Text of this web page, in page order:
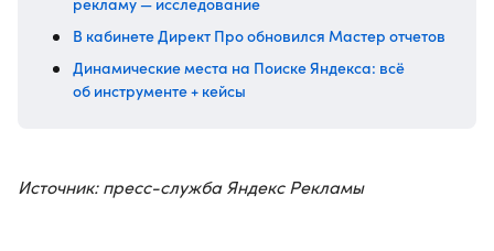
В кабинете Директ Про обновился Мастер отчетов
Динамические места на Поиске Яндекса: всё
об инструменте + кейсы
Источник: пресс-служба Яндекс Рекламы